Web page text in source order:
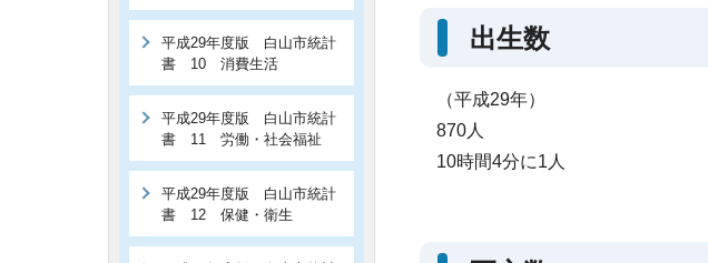
出生数
（平成29年）
870人
10時間4分に1人
平成29年度版 白山市統計
書 10 消費生活
平成29年度版 白山市統計
書 11 労働・社会福祉
平成29年度版 白山市統計
書 12 保健・衛生